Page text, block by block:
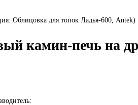
Облицовка для топок Ладья-600, Antek)
камин-печь на